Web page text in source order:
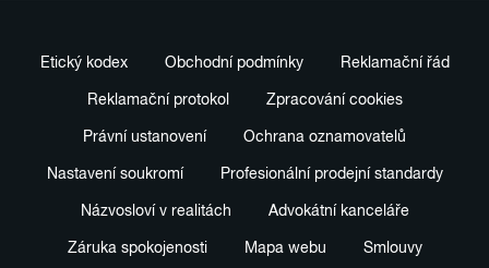
Etický kodex Obchodní podmínky Reklamační řád
Reklamační protokol Zpracování cookies
Právní ustanovení Ochrana oznamovatelů
Nastavení soukromí Profesionální prodejní standardy
Názvosloví v realitách Advokátní kanceláře
Záruka spokojenosti Mapa webu Smlouvy